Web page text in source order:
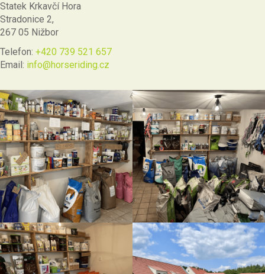
Statek Krkavčí Hora
Stradonice 2,
267 05 Nižbor
Telefon: +420 739 521 657
Email: info@horseriding.cz